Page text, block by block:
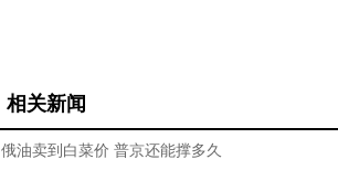
相关新闻
俄油卖到白菜价 普京还能撑多久